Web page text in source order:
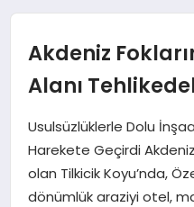
SPOR
EKONOMI
DÜNYA
MAGAZIN
Akdeniz
Alanı
Usulsüzlüklerle Dolu
Harekete Geçirdi Akdeniz
olan Tilkicik Koyu’nda,
dönümlük araziyi otel,